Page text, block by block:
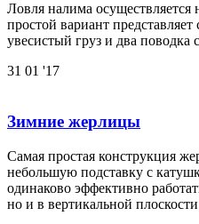
Ловля налима
простой вариант
увесистый груз и два поводка
31 01 '17
Зимние жерлицы
Самая простая конструкция
небольшую подставку с
одинаково эффективно
но и в вертикальной